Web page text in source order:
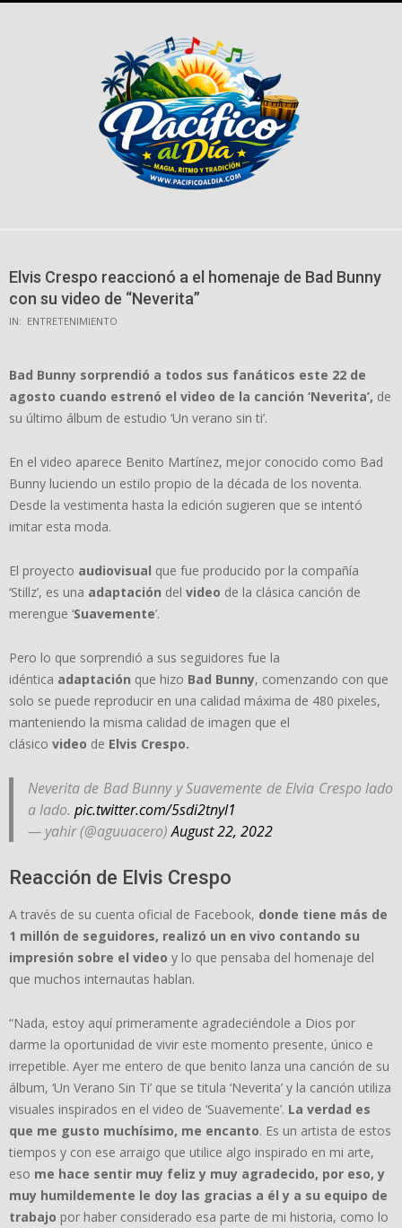
Elvis Crespo reaccionó a el homenaje de Bad Bunny
con su video de “Neverita”
IN: ENTRETENIMIENTO
Bad Bunny sorprendió a todos sus fanáticos este 22 de
agosto cuando estrenó el video de la canción ‘Neverita’, de
su último álbum de estudio ‘Un verano sin ti’.
En el video aparece Benito Martínez, mejor conocido como Bad
Bunny luciendo un estilo propio de la década de los noventa.
Desde la vestimenta hasta la edición sugieren que se intentó
imitar esta moda.
El proyecto audiovisual que fue producido por la compañía
‘Stillz’, es una adaptación del video de la clásica canción de
merengue ‘Suavemente’.
Pero lo que sorprendió a sus seguidores fue la
idéntica adaptación que hizo Bad Bunny, comenzando con que
solo se puede reproducir en una calidad máxima de 480 pixeles,
manteniendo la misma calidad de imagen que el
clásico video de Elvis Crespo.
Neverita de Bad Bunny y Suavemente de Elvia Crespo lado
a lado. pic.twitter.com/5sdi2tnyl1
— yahir (@aguuacero)August 22, 2022
Reacción de Elvis Crespo
A través de su cuenta oficial de Facebook, donde tiene más de
1 millón de seguidores, realizó un en vivo contando su
impresión sobre el video y lo que pensaba del homenaje del
que muchos internautas hablan.
“Nada, estoy aquí primeramente agradeciéndole a Dios por
darme la oportunidad de vivir este momento presente, único e
irrepetible. Ayer me entero de que benito lanza una canción de su
álbum, ‘Un Verano Sin Ti’ que se titula ‘Neverita’ y la canción utiliza
visuales inspirados en el video de ‘Suavemente’. La verdad es
que me gusto muchísimo, me encanto. Es un artista de estos
tiempos y con ese arraigo que utilice algo inspirado en mi arte,
eso me hace sentir muy feliz y muy agradecido, por eso, y
muy humildemente le doy las gracias a él y a su equipo de
trabajo por haber considerado esa parte de mi historia, como lo